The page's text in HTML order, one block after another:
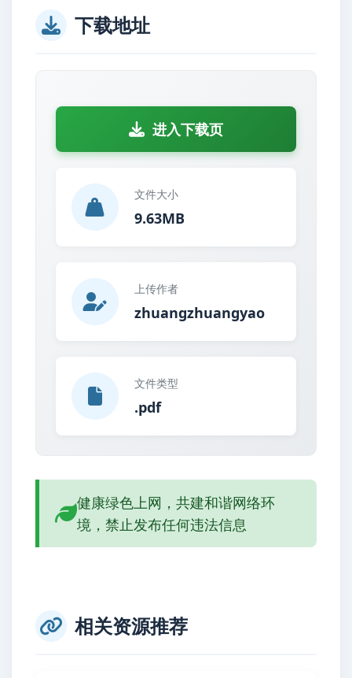
下载地址
进入下载页
文件大小
9.63MB
上传作者
zhuangzhuangyao
文件类型
.pdf
健康绿色上网，共建和谐网络环
境，禁止发布任何违法信息
相关资源推荐